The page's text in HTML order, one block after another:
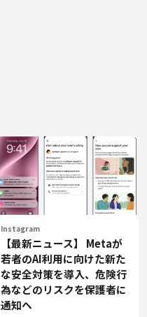
Instagram
【最新ニュース】 Metaが
若者のAI利用に向けた新た
な安全対策を導入、危険行
為などのリスクを保護者に
通知へ